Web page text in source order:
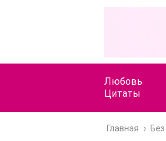
Любовь
Цитаты
Главная ›